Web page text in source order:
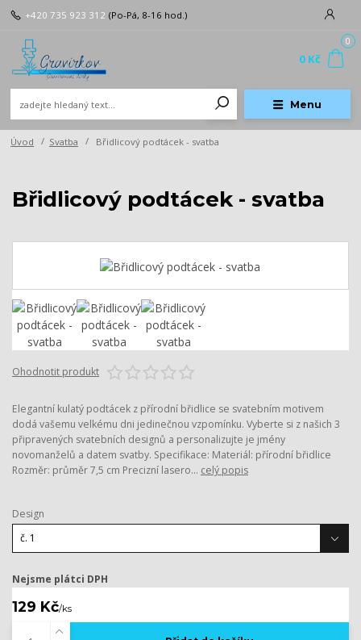
Menu
+420 735 923 312 (Po-Pá, 8-16 hod.)
0
0 Kč
Úvod Svatba Břidlicový podtácek - svatba
Břidlicový podtácek - svatba
Ohodnotit produkt
Elegantní kulatý podtácek z přírodní břidlice se svatebním motivem
dodá vašemu velkému dni jedinečnou vzpomínku. Vyberte si z našich 3
připravených svatebních designů a personalizujte je jmény
novomanželů a datem svatby. Specifikace: Materiál: přírodní břidlice
Rozměr: průměr 7,5 cm Precizní lasero... celý popis
Design
Nejsme plátci DPH
129 Kč/ks